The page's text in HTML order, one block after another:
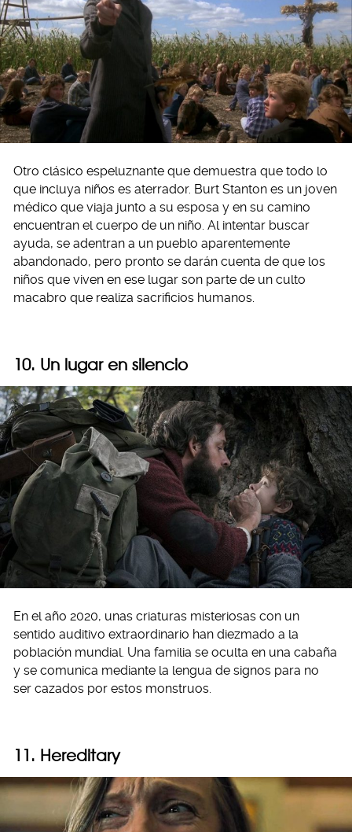
Otro clásico espeluznante que demuestra que todo lo
que incluya niños es aterrador. Burt Stanton es un joven
médico que viaja junto a su esposa y en su camino
encuentran el cuerpo de un niño. Al intentar buscar
ayuda, se adentran a un pueblo aparentemente
abandonado, pero pronto se darán cuenta de que los
niños que viven en ese lugar son parte de un culto
macabro que realiza sacrificios humanos.
10. Un lugar en silencio
En el año 2020, unas criaturas misteriosas con un
sentido auditivo extraordinario han diezmado a la
población mundial. Una familia se oculta en una cabaña
y se comunica mediante la lengua de signos para no
ser cazados por estos monstruos.
11. Hereditary